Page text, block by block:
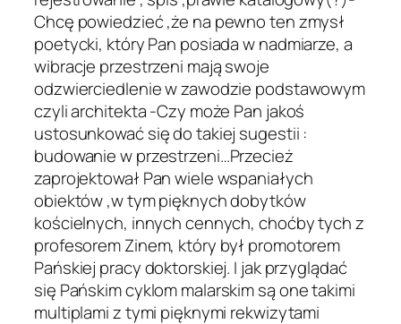
Chcę powiedzieć ,że na pewno ten zmysł
poetycki, który Pan posiada w nadmiarze, a
wibracje przestrzeni mają swoje
odzwierciedlenie w zawodzie podstawowym
czyli architekta -Czy może Pan jakoś
ustosunkować się do takiej sugestii :
budowanie w przestrzeni…Przecież
zaprojektował Pan wiele wspaniałych
obiektów ,w tym pięknych dobytków
kościelnych, innych cennych, choćby tych z
profesorem Zinem, który był promotorem
Pańskiej pracy doktorskiej. I jak przyglądać
się Pańskim cyklom malarskim są one takimi
multiplami z tymi pięknymi rekwizytami